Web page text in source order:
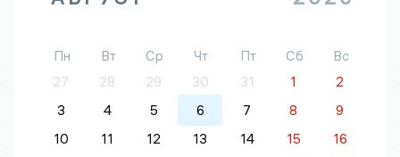
Пн Вт Ср Чт Пт Сб
Вс
27
28 29 30 31 1
2
3
4 5 6 7 8
9
10
11 12 13 14 15
16